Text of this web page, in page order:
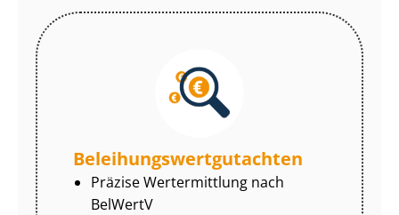
Be­lei­hungs­wert­gut­ach­ten
Präzise Wertermittlung nach
BelWertV